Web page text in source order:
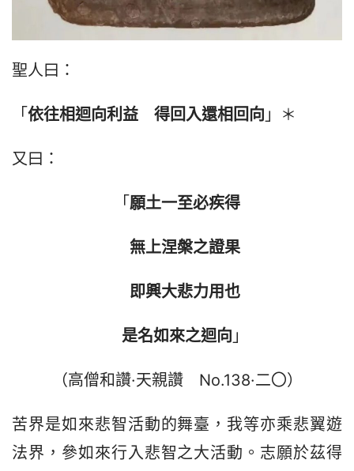
聖人曰：
「 依往相迴向利益　得回入還相回向 」＊
又曰：
「 願土一至必疾得
無上涅槃之證果
即興大悲力用也
是名如來之迴向 」
（高僧和讚·天親讚　No.138·二〇）
苦界是如來悲智活動的舞臺，我等亦乘悲翼遊
法界，參如來行入悲智之大活動。志願於茲得